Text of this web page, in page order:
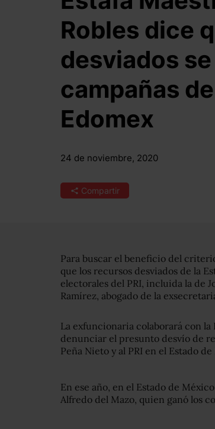
Robles dice
desviados
campañas
Edomex
24 de noviembre, 2020
Compartir
Para buscar el beneficio del
que los recursos desviados de la
electorales del PRI, incluida la de
Ramírez, abogado de la
La exfuncionaria colaborará con la
denunciar el presunto desvío de
Peña Nieto y al PRI en el Estado
En ese año, en el Estado de
Alfredo del Mazo, quien ganó los